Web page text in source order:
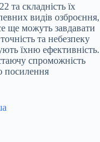
та складність їх
видів озброєння,
ще можуть завдавати
та небезпеку
їхню ефективність.
спроможність
посилення